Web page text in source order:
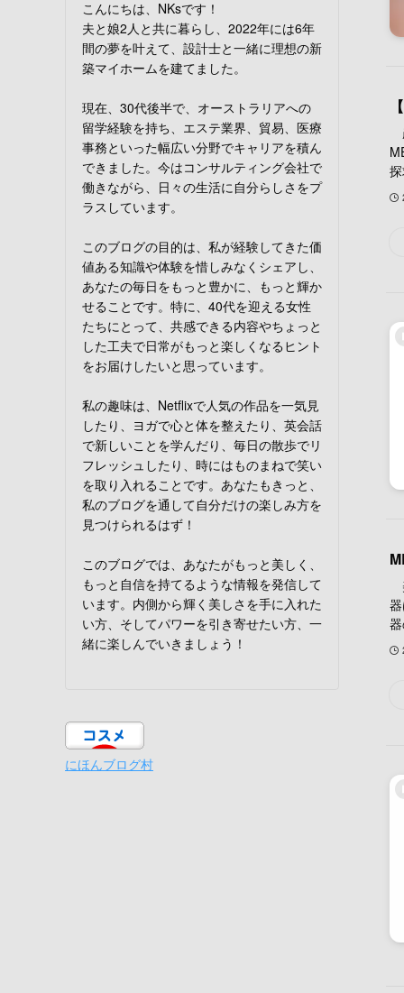
こんにちは、NKsです！
夫と娘2人と共に暮らし、2022年には6年
間の夢を叶えて、設計士と一緒に理想の新
築マイホームを建てました。
現在、30代後半で、オーストラリアへの
留学経験を持ち、エステ業界、貿易、医療
事務といった幅広い分野でキャリアを積ん
できました。今はコンサルティング会社で
働きながら、日々の生活に自分らしさをプ
ラスしています。
このブログの目的は、私が経験してきた価
値ある知識や体験を惜しみなくシェアし、
あなたの毎日をもっと豊かに、もっと輝か
せることです。特に、40代を迎える女性
たちにとって、共感できる内容やちょっと
した工夫で日常がもっと楽しくなるヒント
をお届けしたいと思っています。
私の趣味は、Netflixで人気の作品を一気見
したり、ヨガで心と体を整えたり、英会話
で新しいことを学んだり、毎日の散歩でリ
フレッシュしたり、時にはものまねで笑い
を取り入れることです。あなたもきっと、
私のブログを通して自分だけの楽しみ方を
見つけられるはず！
このブログでは、あなたがもっと美しく、
もっと自信を持てるような情報を発信して
います。内側から輝く美しさを手に入れた
い方、そしてパワーを引き寄せたい方、一
緒に楽しんでいきましょう！
にほんブログ村